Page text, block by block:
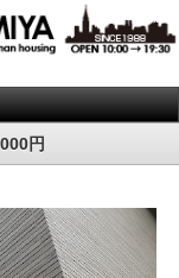
円